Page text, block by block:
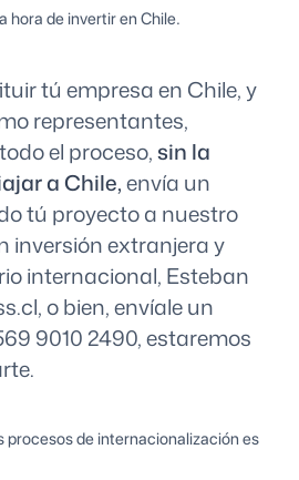
hora de invertir en Chile.
tú empresa en Chile, y
representantes,
el proceso,sin la
a Chile,envía un
tú proyecto a nuestro
inversión extranjera y
internacional, Esteban
o bien, envíale un
9010 2490, estaremos
procesos de internacionalización es